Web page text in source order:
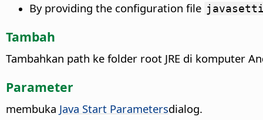
By providing the configuration file
Tambah
Tambahkan path ke folder root JRE di komputer
Parameter
membuka Java Start Parametersdialog.